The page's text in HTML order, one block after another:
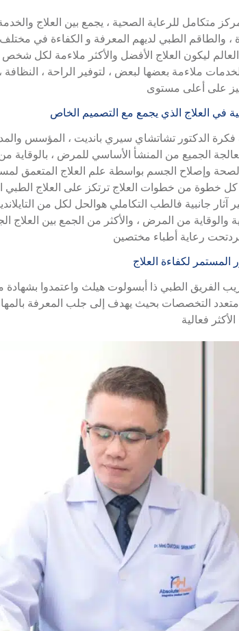
متكامل للرعاية الصحية ، يجمع بين العلاج
، والطاقم الطبي لديهم المعرفة و الكفاءة في
العالم ليكون العلاج الأفضل والأكثر ملاءمة لكل
ملاءمة بعضها لبعض ، لتوفير الراحة ،
في العلاج الذي يجمع مع التصميم الخاص
الدكتور تشاتشاي سيري بانديت ، المؤسس
وإصلاح الجسم بواسطة علم العلاج المتعمق
خطوة من خطوات العلاج ترتكز على العلاج الطبي
آثار جانبية فالطب التكاملي هوالحل لكل من
والوقاية من المرض ، والأكثر من الجمع بين العلاج
المستمر لكفاءة العلاج
الفريق الطبي ذا أبسولوت هيلث واعتمدوا
التخصصات بحيث يهدف إلى جلب المعرفة